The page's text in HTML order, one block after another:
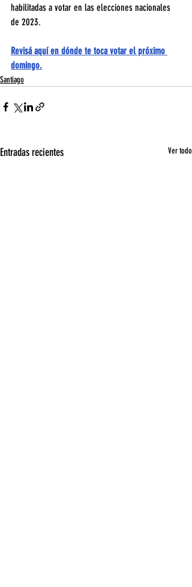
habilitadas a votar en las elecciones nacionales
de 2023.
Revisá aquí en dónde te toca votar el próximo
domingo.
Santiago
Entradas recientes Ver todo